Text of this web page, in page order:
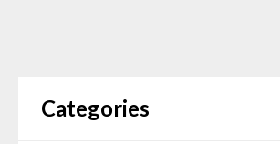
Categories